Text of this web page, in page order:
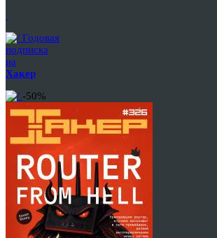
Годовая
подписка
на
Хакер
-50%